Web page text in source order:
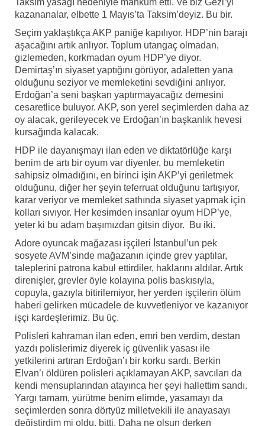
Taksim yasağı nedeniyle mahkum etti. Ve biz Gezi’yi
kazananalar, elbette 1 Mayıs’ta Taksim’deyiz. Bu bir.
Seçim yaklaştıkça AKP paniğe kapılıyor. HDP’nin barajı
aşacağını artık anlıyor. Toplum utangaç olmadan,
gizlemeden, korkmadan oyum HDP’ye diyor.
Demirtaş’ın siyaset yaptığını görüyor, adaletten yana
olduğunu seziyor ve memleketini sevdiğini anlıyor.
Erdoğan’a seni başkan yaptırmayacağız demesini
cesaretlice buluyor. AKP, son yerel seçimlerden daha az
oy alacak, gerileyecek ve Erdoğan’ın başkanlık hevesi
kursağında kalacak.
HDP ile dayanışmayı ilan eden ve diktatörlüğe karşı
benim de artı bir oyum var diyenler, bu memleketin
sahipsiz olmadığını, en birinci işin AKP’yi geriletmek
olduğunu, diğer her şeyin teferruat olduğunu tartışıyor,
karar veriyor ve memleket sathında siyaset yapmak için
kolları sıvıyor. Her kesimden insanlar oyum HDP’ye,
yeter ki bu adam başımızdan gitsin diyor. Bu iki.
Adore oyuncak mağazası işçileri İstanbul’un pek
sosyete AVM’sinde mağazanın içinde grev yaptılar,
taleplerini patrona kabul ettirdiler, haklarını aldılar. Artık
direnişler, grevler öyle kolayına polis baskısıyla,
copuyla, gazıyla bitirilemiyor, her yerden işçilerin ölüm
haberi gelirken mücadele de kuvvetleniyor ve kazanıyor
işçi kardeşlerimiz. Bu üç.
Polisleri kahraman ilan eden, emri ben verdim, destan
yazdı polislerimiz diyerek iç güvenlik yasası ile
yetkilerini artıran Erdoğan’ı bir korku sardı. Berkin
Elvan’ı öldüren polisleri açıklamayan AKP, savcıları da
kendi mensuplarından atayınca her şeyi hallettim sandı.
Yargı tamam, yürütme benim elimde, yasamayı da
seçimlerden sonra dörtyüz milletvekili ile anayasayı
değiştirdim mi oldu, bitti. Daha ne olsun derken